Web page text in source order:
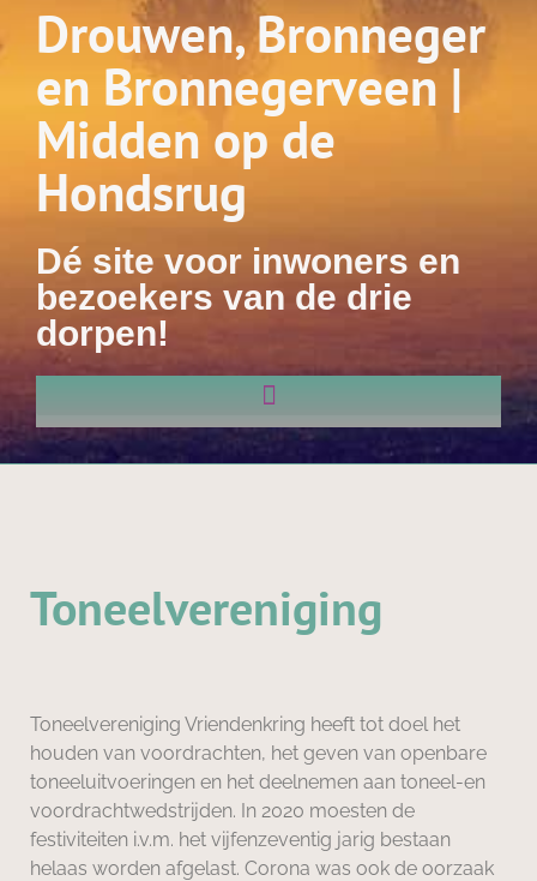
Drouwen, Bronneger
en Bronnegerveen |
Midden op de
Hondsrug
Dé site voor inwoners en
bezoekers van de drie
dorpen!
Toneelvereniging
Toneelvereniging Vriendenkring heeft tot doel het
houden van voordrachten, het geven van openbare
toneeluitvoeringen en het deelnemen aan toneel-en
voordrachtwedstrijden. In 2020 moesten de
festiviteiten i.v.m. het vijfenzeventig jarig bestaan
helaas worden afgelast. Corona was ook de oorzaak